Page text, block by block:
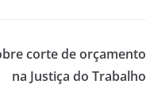
corte de orçamento
na Justiça do Trabalho